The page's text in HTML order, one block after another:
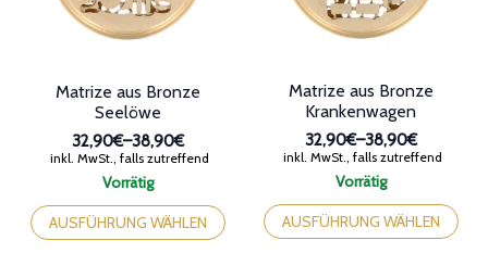
Produktseite
Produktseite
Vorrätig
Matrize aus Bronze
Seelöwe
32,90€–38,90€
Preisspanne:
32,90€
bis
38,90€
inkl. MwSt., falls zutreffend
AUSFÜHRUNG WÄHLEN
Dieses
Produkt
weist
Vorrätig
Matrize aus Bronze
Krankenwagen
32,90€–38,90€
Preisspanne:
32,90€
38,90€
inkl. MwSt., falls zutreffend
AUSFÜHRUNG WÄHLEN
Dieses
Produkt
weist